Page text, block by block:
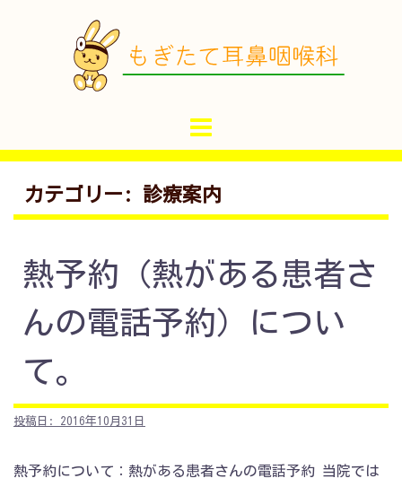
カテゴリー: 診療案内
熱予約（熱がある患者さ
んの電話予約）につい
て。
投稿日: 2016年10月31日
熱予約について：熱がある患者さんの電話予約 当院では